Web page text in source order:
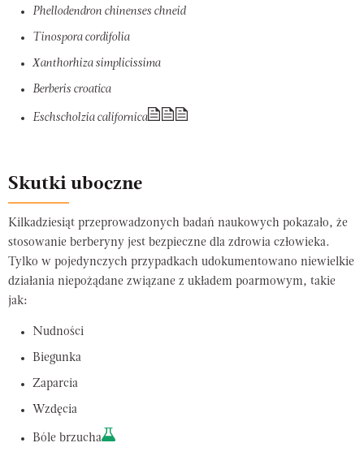
Phellodendron chinenses chneid
Tinospora cordifolia
Xanthorhiza simplicissima
Berberis croatica
Eschscholzia californica
Skutki uboczne
Kilkadziesiąt przeprowadzonych badań naukowych pokazało, że
stosowanie berberyny jest bezpieczne dla zdrowia człowieka.
Tylko w pojedynczych przypadkach udokumentowano niewielkie
działania niepożądane związane z układem poarmowym, takie
jak:
Nudności
Biegunka
Zaparcia
Wzdęcia
Bóle brzucha